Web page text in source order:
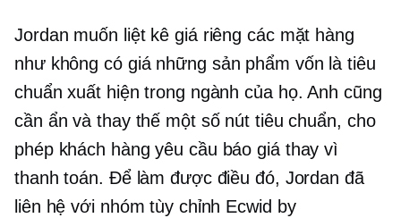
Jordan muốn liệt kê giá riêng các mặt hàng
như không có giánhững sản phẩm vốn là tiêu
chuẩn xuất hiện trong ngành của họ. Anh cũng
cần ẩn và thay thế một số nút tiêu chuẩn, cho
phép khách hàng yêu cầu báo giá thay vì
thanh toán. Để làm được điều đó, Jordan đã
liên hệ với nhóm tùy chỉnh Ecwid by